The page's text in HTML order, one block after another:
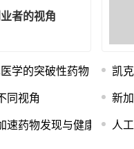
者的视角
学的突破性药物
凯
同视角
新
速药物发现与健康创新人